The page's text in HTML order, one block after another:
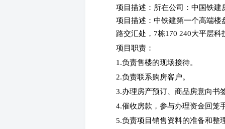
项目描述：所在公司：中国铁建
项目描述：中铁建第一个高端
路交汇处，7栋170 240大平层科
项目职责：
1.负责售楼的现场接待。
2.负责联系购房客户。
3.办理房产预订、商品房意向书
4.催收房款，参与办理资金回笼
5.负责项目销售资料的准备和整